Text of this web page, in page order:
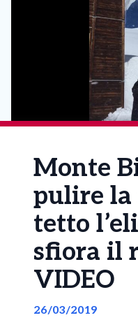
Monte
pulire la
tetto
sfiora il
VIDEO
26/03/2019